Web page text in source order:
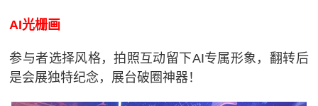
AI光栅画
参与者选择风格，拍照互动留下AI专属形象，翻转后
是会展独特纪念，展台破圈神器！